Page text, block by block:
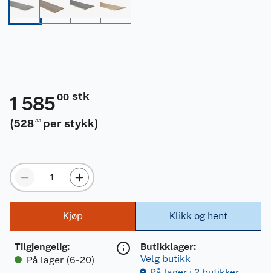
1 58500 stk
(528 33 per stykk)
Kjøp
Tilgjengelig:
På lager (6-20)
Klikk og hent
Butikklager:
Velg butikk